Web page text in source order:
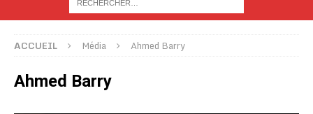
ACCUEIL Média Ahmed Barry
Ahmed Barry